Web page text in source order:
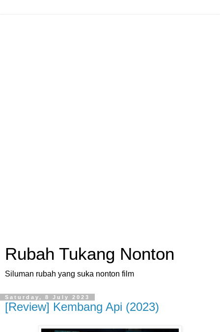
Rubah Tukang Nonton
Siluman rubah yang suka nonton film
Saturday, 8 July 2023
[Review] Kembang Api (2023)